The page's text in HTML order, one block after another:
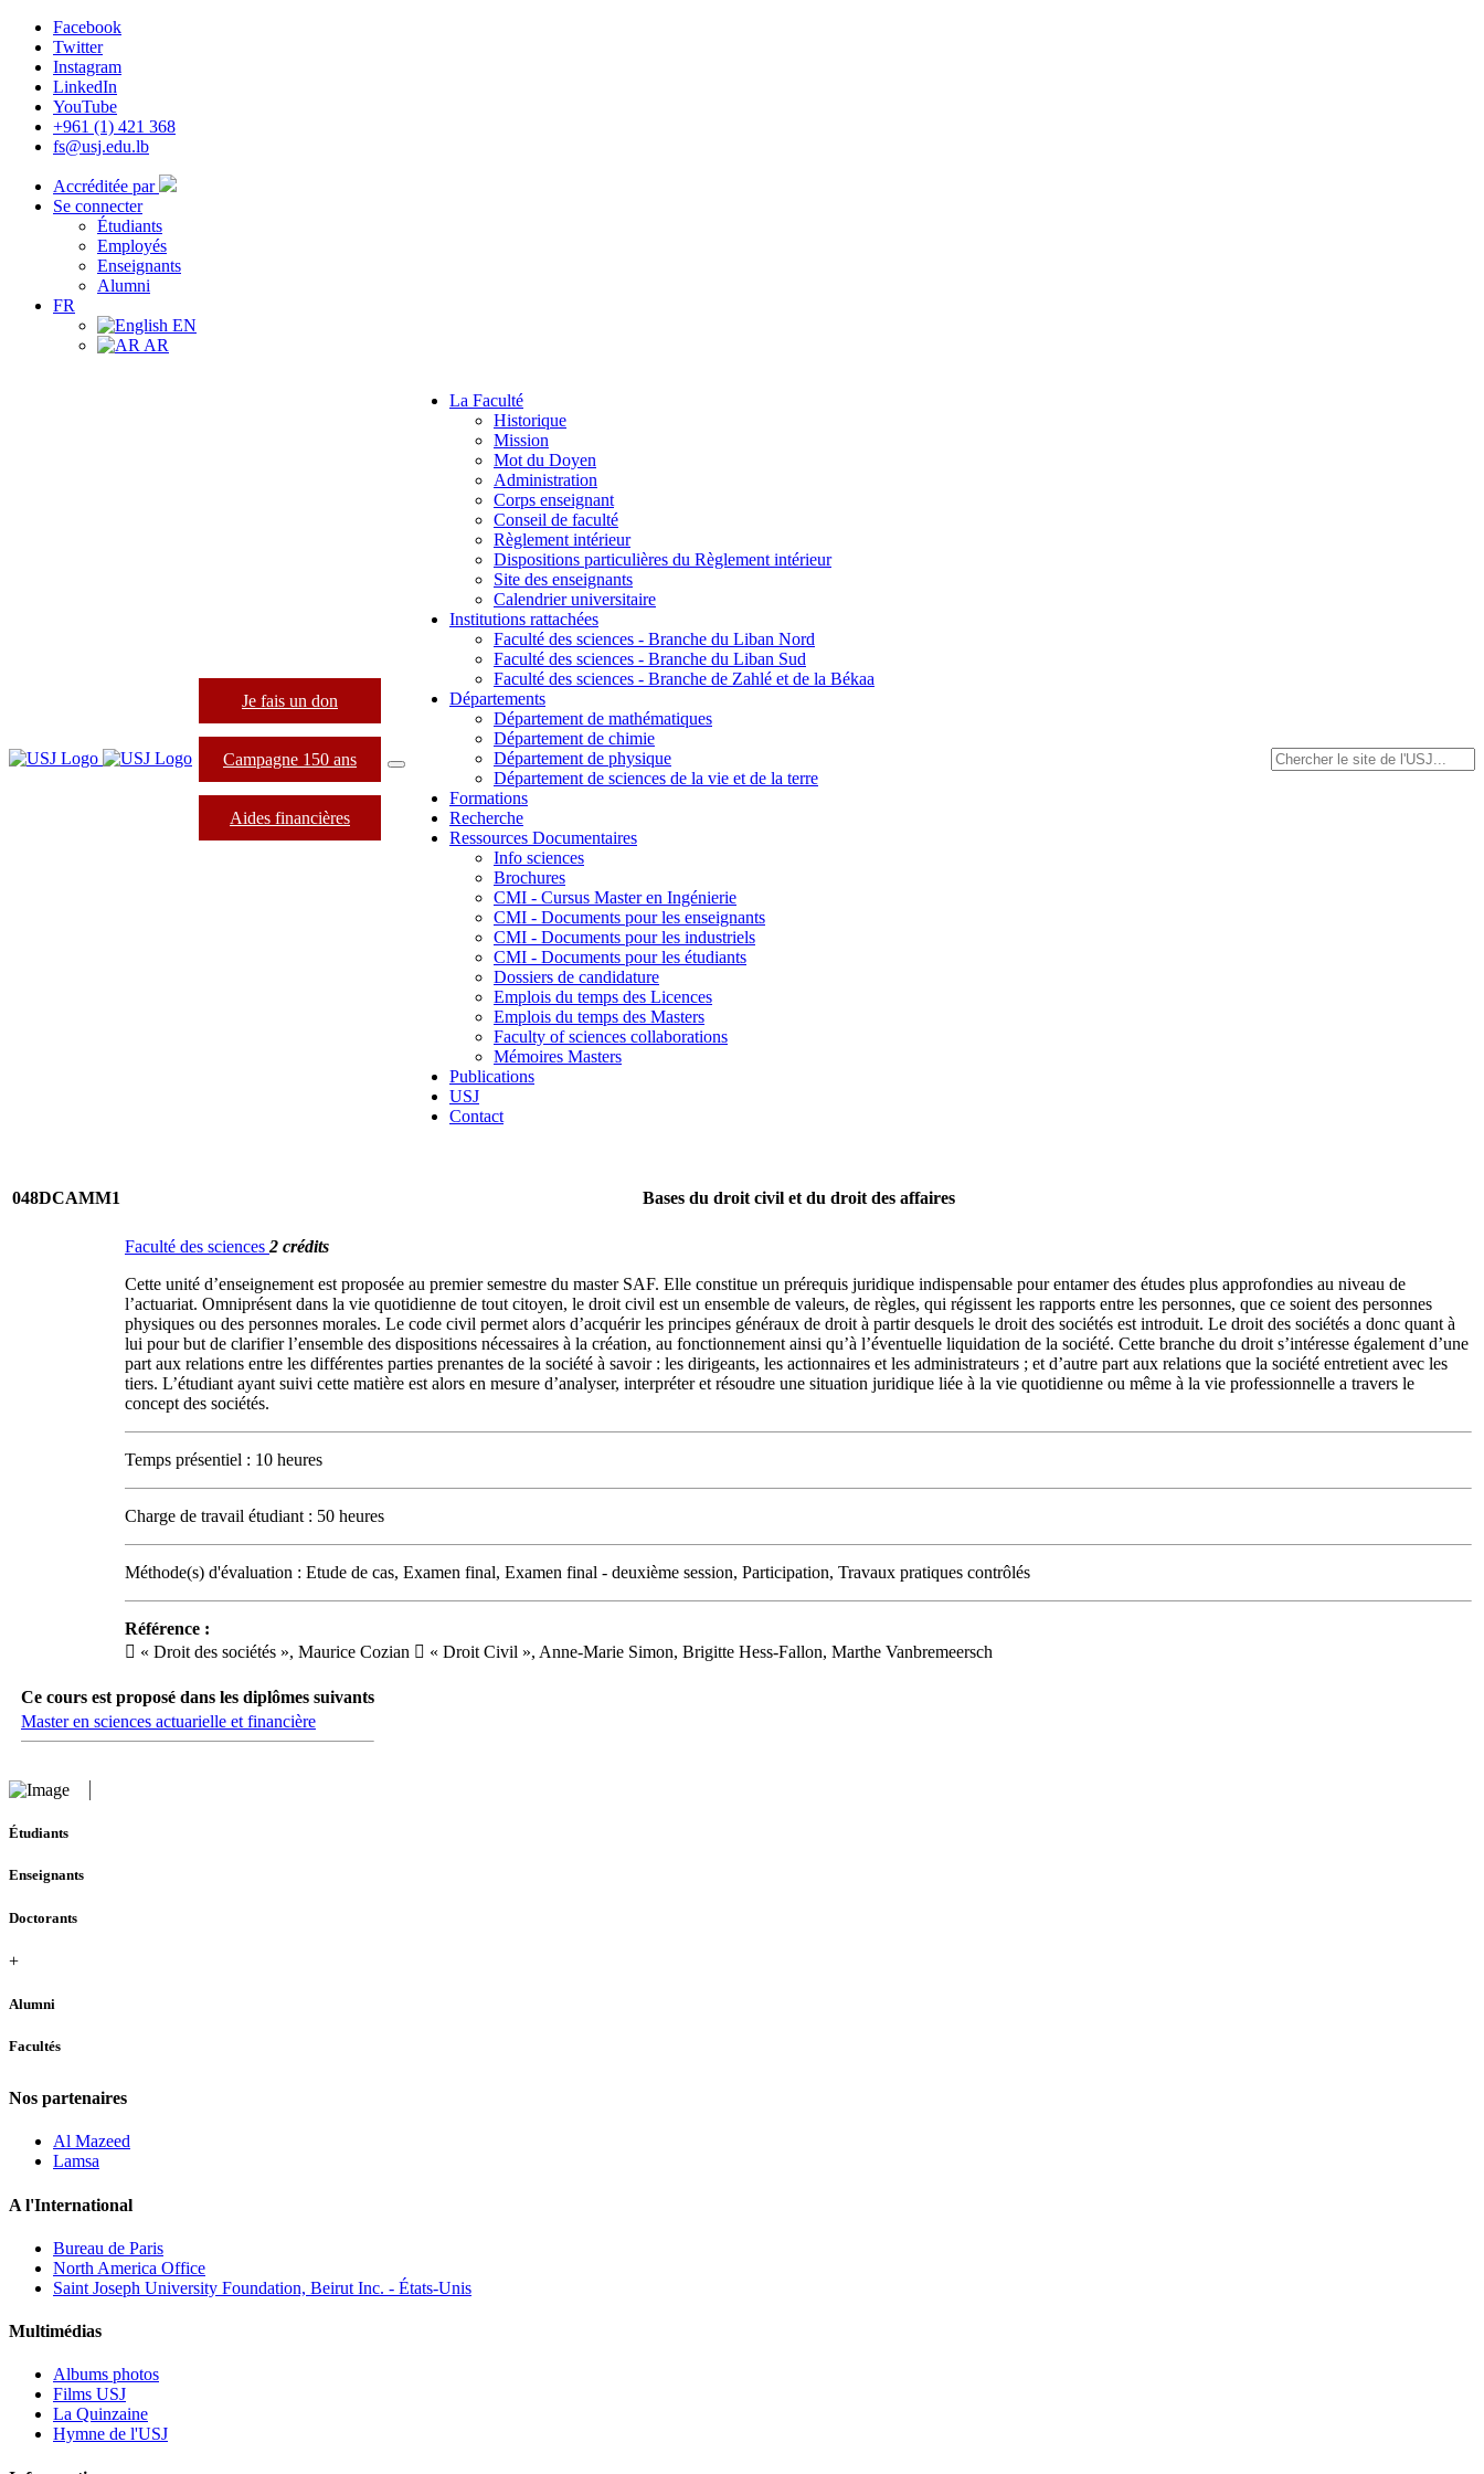
Facebook
Twitter
Instagram
LinkedIn
YouTube
+961 (1) 421 368
fs@usj.edu.lb
Accréditée par
Se connecter
Étudiants
Employés
Enseignants
Alumni
FR
EN
AR
Je fais un don
Campagne 150 ans
Aides financières
La Faculté
Historique
Mission
Mot du Doyen
Administration
Corps enseignant
Conseil de faculté
Règlement intérieur
Dispositions particulières du Règlement intérieur
Site des enseignants
Calendrier universitaire
Institutions rattachées
Faculté des sciences - Branche du Liban Nord
Faculté des sciences - Branche du Liban Sud
Faculté des sciences - Branche de Zahlé et de la Békaa
Départements
Département de mathématiques
Département de chimie
Département de physique
Département de sciences de la vie et de la terre
Formations
Recherche
Ressources Documentaires
Info sciences
Brochures
CMI - Cursus Master en Ingénierie
CMI - Documents pour les enseignants
CMI - Documents pour les industriels
CMI - Documents pour les étudiants
Dossiers de candidature
Emplois du temps des Licences
Emplois du temps des Masters
Faculty of sciences collaborations
Mémoires Masters
Publications
USJ
Contact
048DCAMM1 Bases du droit civil et du droit des affaires
Faculté des sciences 2 crédits
Cette unité d’enseignement est proposée au premier semestre du master SAF. Elle constitue un prérequis juridique indispensable pour entamer des études plus approfondies au niveau de
l’actuariat. Omniprésent dans la vie quotidienne de tout citoyen, le droit civil est un ensemble de valeurs, de règles, qui régissent les rapports entre les personnes, que ce soient des personnes
physiques ou des personnes morales. Le code civil permet alors d’acquérir les principes généraux de droit à partir desquels le droit des sociétés est introduit. Le droit des sociétés a donc quant à
lui pour but de clarifier l’ensemble des dispositions nécessaires à la création, au fonctionnement ainsi qu’à l’éventuelle liquidation de la société. Cette branche du droit s’intéresse également d’une
part aux relations entre les différentes parties prenantes de la société à savoir : les dirigeants, les actionnaires et les administrateurs ; et d’autre part aux relations que la société entretient avec les
tiers. L’étudiant ayant suivi cette matière est alors en mesure d’analyser, interpréter et résoudre une situation juridique liée à la vie quotidienne ou même à la vie professionnelle a travers le
concept des sociétés.
Temps présentiel : 10 heures
Charge de travail étudiant : 50 heures
Méthode(s) d'évaluation : Etude de cas, Examen final, Examen final - deuxième session, Participation, Travaux pratiques contrôlés
Référence :
 « Droit des sociétés », Maurice Cozian  « Droit Civil », Anne-Marie Simon, Brigitte Hess-Fallon, Marthe Vanbremeersch
Ce cours est proposé dans les diplômes suivants
Master en sciences actuarielle et financière
Étudiants
Enseignants
Doctorants
+
Alumni
Facultés
Nos partenaires
Al Mazeed
Lamsa
A l'International
Bureau de Paris
North America Office
Saint Joseph University Foundation, Beirut Inc. - États-Unis
Multimédias
Albums photos
Films USJ
La Quinzaine
Hymne de l'USJ